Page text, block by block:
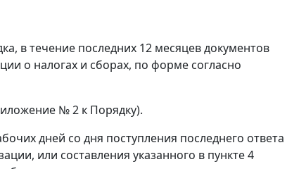
в течение последних 12 месяцев документов
о налогах и сборах, по форме согласно
№ 2 к Порядку).
дней со дня поступления последнего ответа
или составления указанного в пункте 4